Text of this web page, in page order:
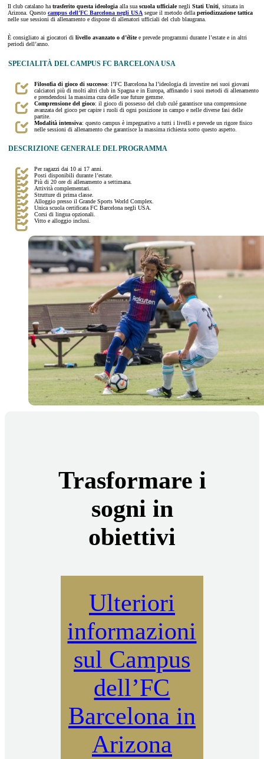
Il club catalano hatrasferito questa ideologia alla suascuola ufficialenegli Stati Uniti, situata in
Arizona. Questo campus dell’FC Barcelona negli USA segue il metodo dellaperiodizzazione tattica
nelle sue sessioni di allenamento e dispone di allenatori ufficiali del club blaugrana.
È consigliato ai giocatori di livello avanzato o d’élitee prevede programmi durante l’estate e in altri
periodi dell’anno.
SPECIALITÀ DEL CAMPUS FC BARCELONA USA
Filosofia di gioco di successo: l’FC Barcelona ha l’ideologia di investire nei suoi giovani
calciatori più di molti altri club in Spagna e in Europa, affinando i suoi metodi di allenamento
e prendendosi la massima cura delle sue future gemme.
Comprensione del gioco: il gioco di possesso del club culé garantisce una comprensione
avanzata del gioco per capire i ruoli di ogni posizione in campo e nelle diverse fasi delle
partite.
Modalità intensiva: questo campus è impegnativo a tutti i livelli e prevede un rigore fisico
nelle sessioni di allenamento che garantisce la massima richiesta sotto questo aspetto.
DESCRIZIONE GENERALE DEL PROGRAMMA
Per ragazzi dai 10 ai 17 anni.
Posti disponibili durante l’estate.
Più di 20 ore di allenamento a settimana.
Attività complementari.
Strutture di prima classe.
Alloggio presso il Grande Sports World Complex.
Unica scuola certificata FC Barcelona negli USA.
Corsi di lingua opzionali.
Vitto e alloggio inclusi.
Trasformare i
sogni in
obiettivi
Ulteriori
informazioni
sul Campus
dell’FC
Barcelona in
Arizona